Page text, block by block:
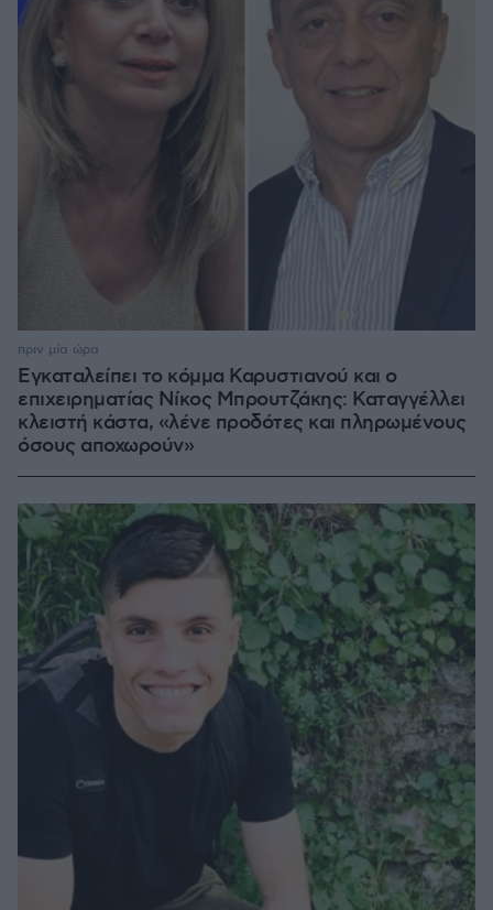
Εγκαταλείπει το κόμμα Καρυστιανού και ο
επιχειρηματίας Νίκος Μπρουτζάκης: Καταγγέλλει
κλειστή κάστα, «λένε προδότες και πληρωμένους
όσους αποχωρούν»
πριν μία ώρα